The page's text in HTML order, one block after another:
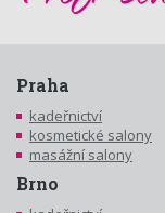
Praha
kadeřnictví
kosmetické salony
masážní salony
Brno